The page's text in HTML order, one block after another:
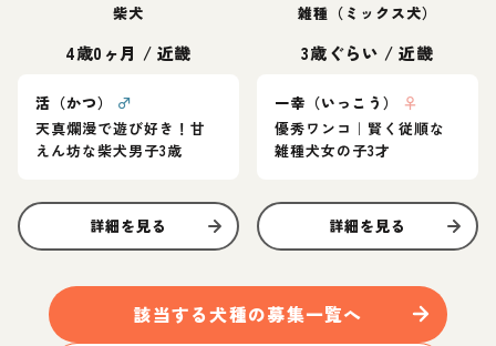
柴犬
4歳0ヶ月 / 近畿
活（かつ）
♂
天真爛漫で遊び好き！甘
えん坊な柴犬男子3歳
詳細を見る
雑種（ミックス犬）
3歳ぐらい /近畿
一幸（いっこう）
♀
優秀ワンコ｜賢く従順な
雑種犬女の子3才
詳細を見る
該当する犬種の募集一覧へ